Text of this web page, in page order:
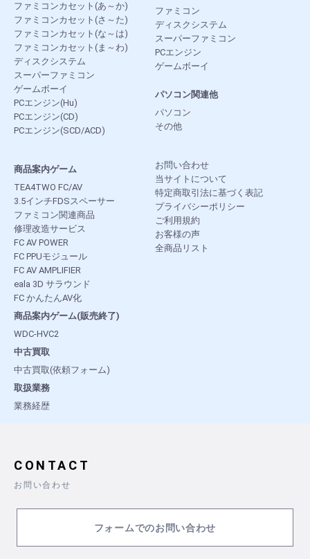
ファミコンカセット(あ～か)
ファミコンカセット(さ～た)
ファミコンカセット(な～は)
ファミコンカセット(ま～わ)
ディスクシステム
スーパーファミコン
ゲームボーイ
PCエンジン(Hu)
PCエンジン(CD)
PCエンジン(SCD/ACD)
ファミコン
ディスクシステム
スーパーファミコン
PCエンジン
ゲームボーイ
パソコン関連他
パソコン
その他
商品案内ゲーム
TEA4TWO FC/AV
3.5インチFDSスペーサー
ファミコン関連商品
修理改造サービス
FC AV POWER
FC PPUモジュール
FC AV AMPLIFIER
eala 3D サラウンド
FC かんたんAV化
商品案内ゲーム(販売終了)
WDC-HVC2
中古買取
中古買取(依頼フォーム)
取扱業務
業務経歴
お問い合わせ
当サイトについて
特定商取引法に基づく表記
プライバシーポリシー
ご利用規約
お客様の声
全商品リスト
CONTACT
お問い合わせ
フォームでのお問い合わせ